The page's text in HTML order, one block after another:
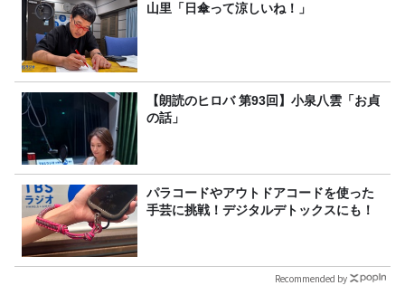
山里「日傘って涼しいね！」
【朗読のヒロバ 第93回】小泉八雲「お貞
の話」
パラコードやアウトドアコードを使った
手芸に挑戦！デジタルデトックスにも！
Recommended by